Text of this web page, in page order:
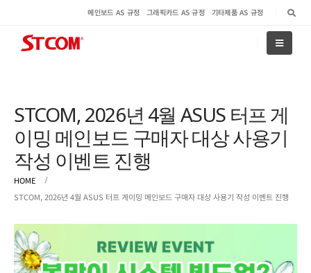
메인보드 AS 규정 그래픽카드 AS 규정 기타제품 AS 규정
STCOM, 2026년 4월 ASUS 터프 게
이밍 메인보드 구매자 대상 사용기
작성 이벤트 진행
HOME
STCOM, 2026년 4월 ASUS 터프 게이밍 메인보드 구매자 대상 사용기 작성 이벤트 진행